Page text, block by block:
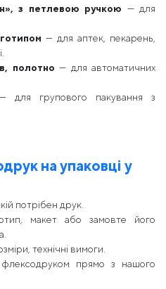
з петлевою ручкою — для
— для аптек, пекарень,
полотно — для автоматичних
для групового пакування з
на упаковці у
потрібен друк.
макет або замовте його
технічні вимоги.
прямо з нашого